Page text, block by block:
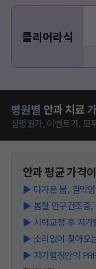
클리어라식
병원별 안과 치료
심평원가, 이벤트가, 모
안과평균 가격
▶ 다가온 봄, 결막
▶ 봄철 안구건조증
▶ 시력교정 후 자
▶ 소리없이 찾아오
▶ 자가혈청안약